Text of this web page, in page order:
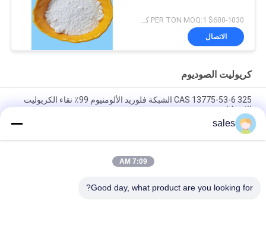
$600-1030 PER TON MOQ:1 كجم
الاتصال
كريوليت الصوديوم
CAS 13775-53-6 325 الشبكة فلوريد الألومنيوم 99٪ نقاء الكريوليت
الاصطناعي
الصناعي
الوزن الجزيئي 209.94 الصوديوم الكريوليت المركب الكيميائي غير قابل
sales
7:09 AM
Good day, what product are you looking for?